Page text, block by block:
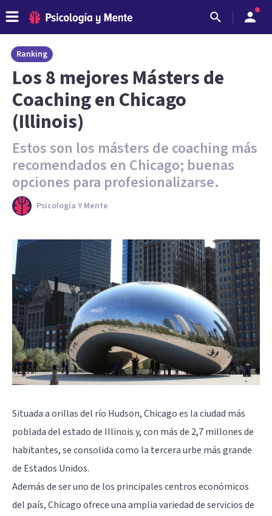
Ranking
Los 8 mejores Másters de
Coaching en Chicago
(Illinois)
Estos son los másters de coaching más
recomendados en Chicago; buenas
opciones para profesionalizarse.
Psicología Y Mente
Situada a orillas del río Hudson, Chicago es la ciudad más
poblada del estado de Illinois y, con más de 2,7 millones de
habitantes, se consolida como la tercera urbe más grande
de Estados Unidos.
Además de ser uno de los principales centros económicos
del país, Chicago ofrece una amplia variedad de servicios de